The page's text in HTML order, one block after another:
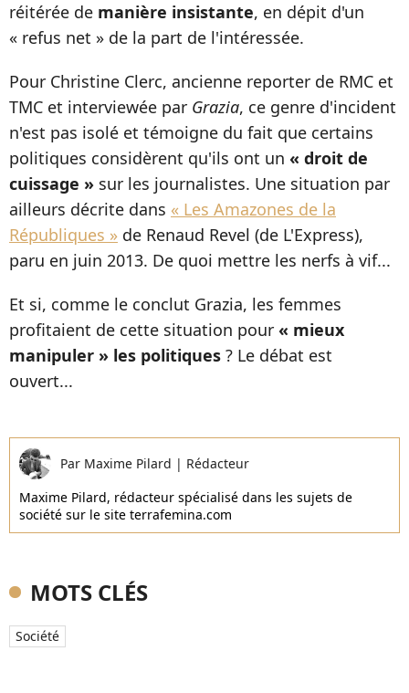
réitérée de manière insistante, en dépit d'un
« refus net » de la part de l'intéressée.
Pour Christine Clerc, ancienne reporter de RMC et
TMC et interviewée par Grazia, ce genre d'incident
n'est pas isolé et témoigne du fait que certains
politiques considèrent qu'ils ont un « droit de
cuissage » sur les journalistes. Une situation par
ailleurs décrite dans « Les Amazones de la
Républiques » de Renaud Revel (de L'Express),
paru en juin 2013. De quoi mettre les nerfs à vif...
Et si, comme le conclut Grazia, les femmes
profitaient de cette situation pour « mieux
manipuler » les politiques ? Le débat est
ouvert...
Par Maxime Pilard | Rédacteur
Maxime Pilard, rédacteur spécialisé dans les sujets de
société sur le site terrafemina.com
MOTS CLÉS
Société